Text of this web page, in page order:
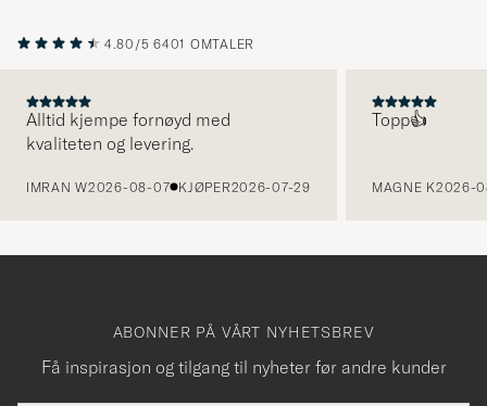
4.80/5 6401 OMTALER
Alltid kjempe fornøyd med
kvaliteten og levering.
IMRAN W2026-08-07 KJØPER2026-07-29
Topp👍
MAGNE K2026-
ABONNER PÅ VÅRT NYHETSBREV
Få inspirasjon og tilgang til nyheter før andre kunder